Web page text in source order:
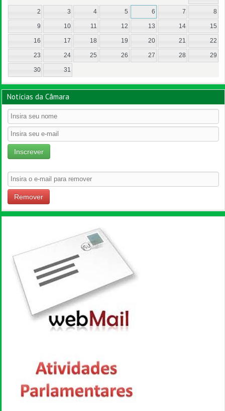
2 3 4 5 6 7 8
9 10 11 12 13 14 15
16 17 18 19 20 21 22
23 24 25 26 27 28 29
30 31
Notícias da Câmara
Inscrever
Remover